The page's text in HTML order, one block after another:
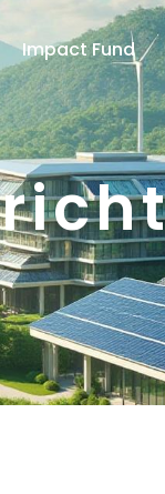
Impact Fund